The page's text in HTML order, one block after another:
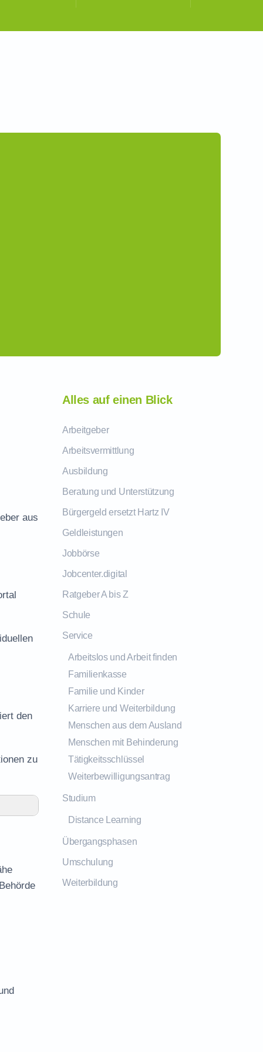
aus
den
zu
Alles auf einen Blick
Arbeitgeber
Arbeitsvermittlung
Ausbildung
Beratung und Unterstützung
Bürgergeld ersetzt Hartz IV
Geldleistungen
Jobbörse
Jobcenter.digital
Ratgeber A bis Z
Schule
Service
Arbeitslos und Arbeit finden
Familienkasse
Familie und Kinder
Karriere und Weiterbildung
Menschen aus dem Ausland
Menschen mit Behinderung
Tätigkeitsschlüssel
Weiterbewilligungsantrag
Studium
Distance Learning
Übergangsphasen
Umschulung
Weiterbildung